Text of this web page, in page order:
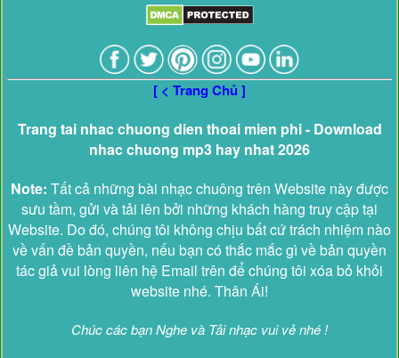
[ < Trang Chủ ]
Trang tai nhac chuong dien thoai mien phi - Download
nhac chuong mp3 hay nhat 2026
Note: Tất cả những bài nhạc chuông trên Website này được
sưu tầm, gửi và tải lên bởi những khách hàng truy cập tại
Website. Do đó, chúng tôi không chịu bất cứ trách nhiệm nào
về vấn đề bản quyền, nếu bạn có thắc mắc gì về bản quyền
tác giả vui lòng liên hệ Email trên để chúng tôi xóa bỏ khỏi
website nhé. Thân Ái!
Chúc các bạn Nghe và Tải nhạc vui vẻ nhé !